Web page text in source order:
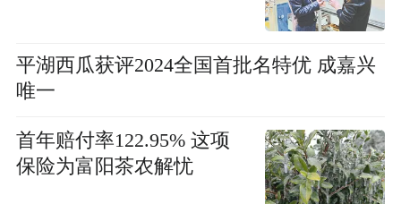
平湖西瓜获评2024全国首批名特优 成嘉兴
唯一
首年赔付率122.95% 这项
保险为富阳茶农解忧